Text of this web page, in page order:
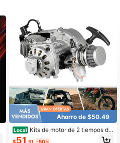
Ahorro de $50.49
Local Kits de motor de 2 tiempos de
49 cc para motocross, ...
$51.51 -50%